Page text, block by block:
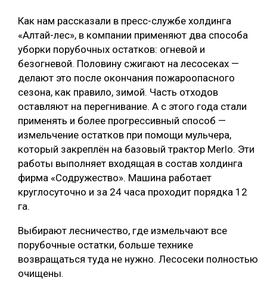
Как нам рассказали в пресс-службе холдинга
«Алтай-лес», в компании применяют два способа
уборки порубочных остатков: огневой и
безогневой. Половину сжигают на лесосеках —
делают это после окончания пожароопасного
сезона, как правило, зимой. Часть отходов
оставляют на перегнивание. А с этого года стали
применять и более прогрессивный способ —
измельчение остатков при помощи мульчера,
который закреплён на базовый трактор Merlo. Эти
работы выполняет входящая в состав холдинга
фирма «Содружество». Машина работает
круглосуточно и за 24 часа проходит порядка 12
га.
Выбирают лесничество, где измельчают все
порубочные остатки, больше технике
возвращаться туда не нужно. Лесосеки полностью
очищены.